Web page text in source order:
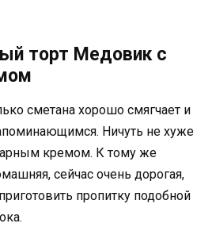
торт Медовик с
сметана хорошо смягчает и
Ничуть не хуже
кремом. К тому же
сейчас очень дорогая,
пропитку подобной